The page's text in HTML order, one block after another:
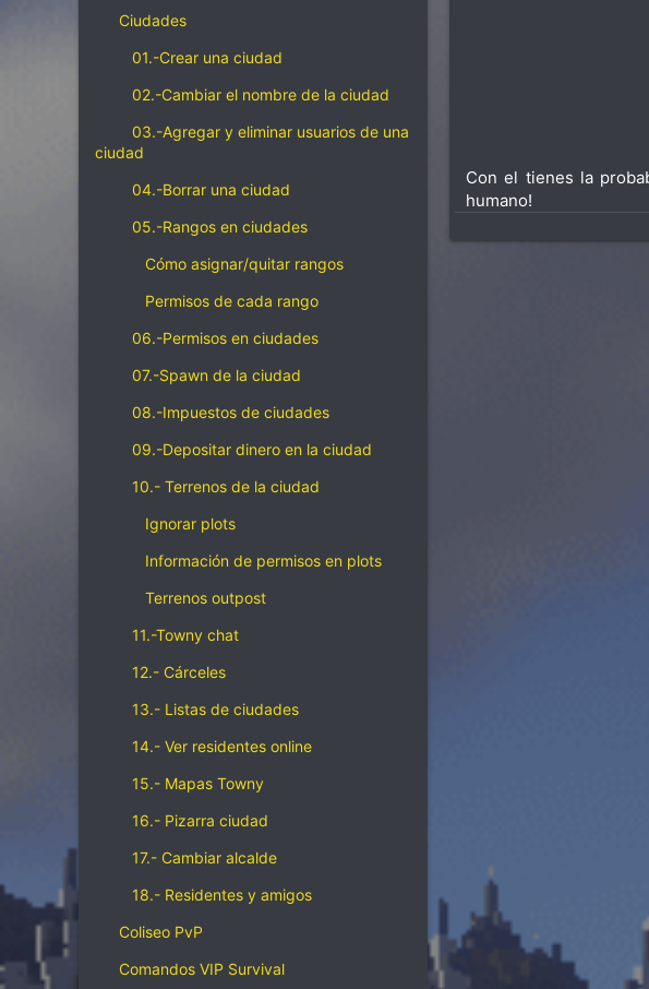
Ciudades
01.-Crear una ciudad
02.-Cambiar el nombre de la ciudad
03.-Agregar y eliminar usuarios de una
ciudad
04.-Borrar una ciudad
05.-Rangos en ciudades
Cómo asignar/quitar rangos
Permisos de cada rango
06.-Permisos en ciudades
07.-Spawn de la ciudad
08.-Impuestos de ciudades
09.-Depositar dinero en la ciudad
10.- Terrenos de la ciudad
Ignorar plots
Información de permisos en plots
Terrenos outpost
11.-Towny chat
12.- Cárceles
13.- Listas de ciudades
14.- Ver residentes online
15.- Mapas Towny
16.- Pizarra ciudad
17.- Cambiar alcalde
18.- Residentes y amigos
Coliseo PvP
Comandos VIP Survival
Con el tienes la
humano!